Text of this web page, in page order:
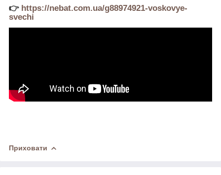
👉 https://nebat.com.ua/g88974921-voskovye-
svechi
Приховати